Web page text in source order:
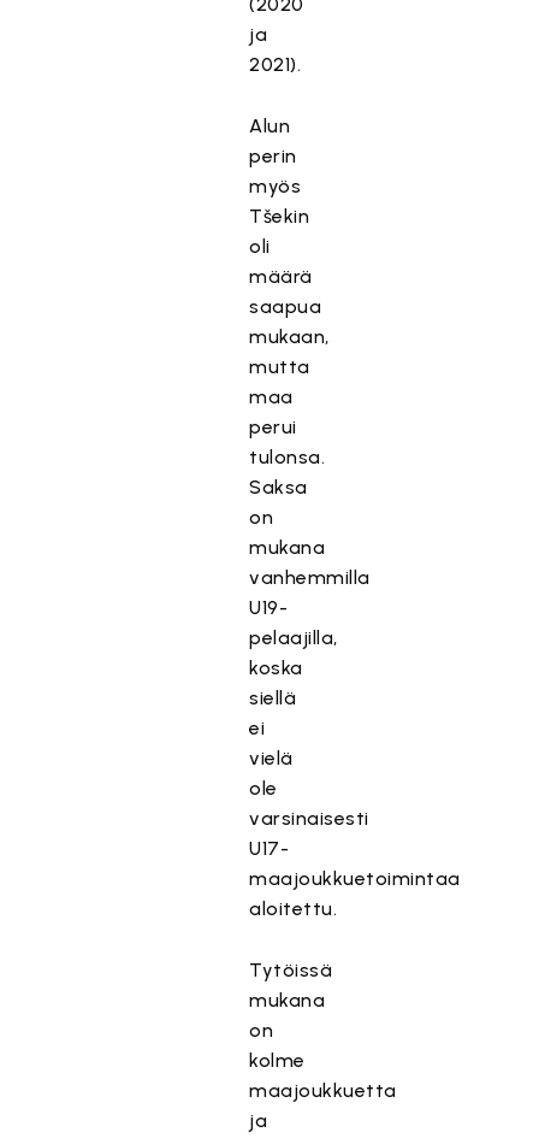
ja
2021).
Alun
perin
myös
Tšekin
oli
määrä
saapua
mukaan,
mutta
maa
perui
tulonsa.
Saksa
on
mukana
vanhemmilla
U19-
pelaajilla,
koska
siellä
ei
vielä
ole
varsinaisesti
U17-
maajoukkuetoimintaa
aloitettu.
Tytöissä
mukana
on
kolme
maajoukkuetta
ja